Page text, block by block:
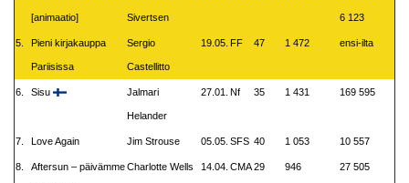
[animaatio] Sivertsen 6 123
5. Pieni kirjakauppa
Pariisissa
Sergio
Castellitto
19.05. FF 47 1 472 ensi-ilta
6. Sisu Jalmari
Helander
27.01. Nf 35 1 431 169 595
7. Love Again Jim Strouse 05.05. SFS 40 1 053 10 557
8. Aftersun – päivämmeCharlotte Wells 14.04. CMA29 946 27 505